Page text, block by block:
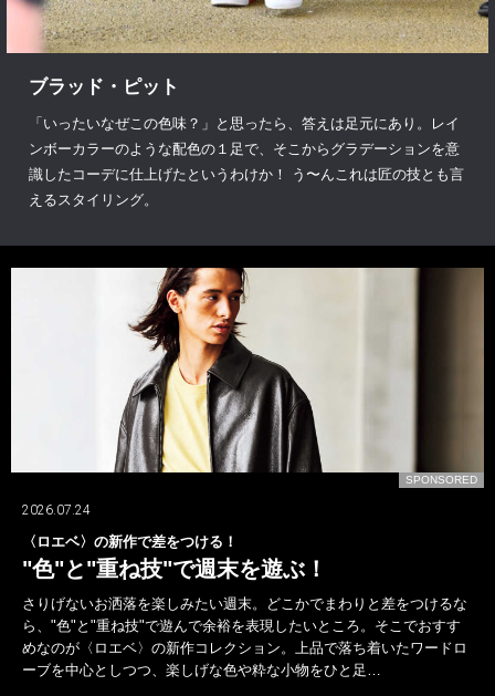
ブラッド・ピット
「いったいなぜこの色味？」と思ったら、答えは足元にあり。レイ
ンボーカラーのような配色の１足で、そこからグラデーションを意
識したコーデに仕上げたというわけか！ う〜んこれは匠の技とも言
えるスタイリング。
SPONSORED
2026.06.21
テカりに打ち勝つ美容液が決め手に!?
アワードで選手たちの格好よさを支えた
〈SHISEIDO MEN〉！
シーズン中に活躍した選手並びにチームを讃える“B.LEAGUE AWARD
SHOW 2025-26”。受賞者たちは華々しくランウェイを闊歩したが、男
らしくスタイリッシュなビジュアルの舞台裏には、“テカり知らずの清